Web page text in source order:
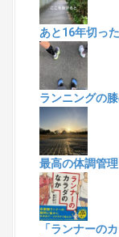
あと16年切った
ランニングの
最高の体調管
「ランナーの